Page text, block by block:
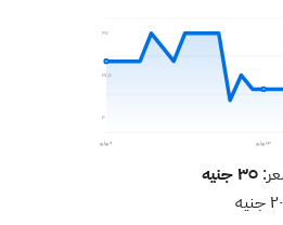
٣٥
٢٧٫٥
٢٠
٩ يوليو ٢٣ يوليو
٣٥ جنيه
٢٠ جنيه